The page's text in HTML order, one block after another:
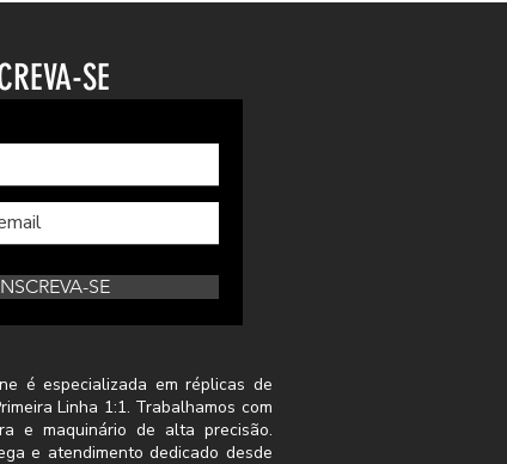
SE
SE
é especializada em réplicas de
Linha 1:1. Trabalhamos com
e maquinário de alta precisão.
e atendimento dedicado desde